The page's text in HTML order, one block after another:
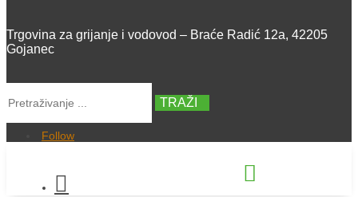
Trgovina za grijanje i vodovod – Braće Radić 12a, 42205
Gojanec
TRAŽI
Follow

